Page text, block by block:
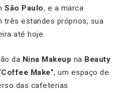
São Paulo, e a marca
três estandes próprios, sua
até hoje.
da Nina Makeup na Beauty
Make”, um espaço de
das cafeterias